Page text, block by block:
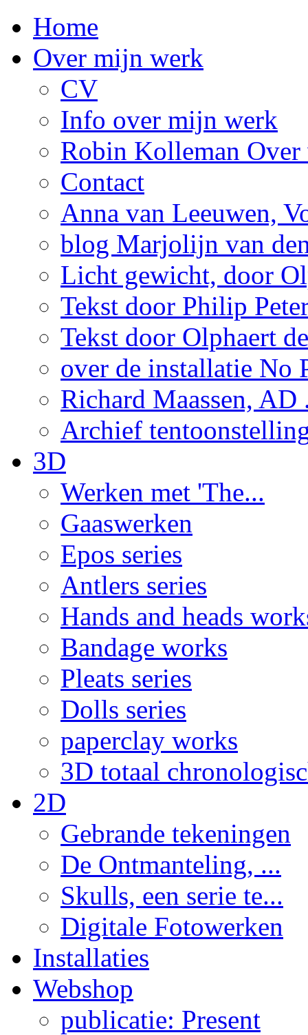
Home
Over mijn werk
CV
Info over mijn werk
Robin Kolleman
Contact
Anna van Leeuwen,
blog Marjolijn van
Licht gewicht, door
Tekst door Philip
Tekst door Olphaert
over de installatie No
Richard Maassen, AD
Archief
3D
Werken met 'The...
Gaaswerken
Epos series
Antlers series
Hands and heads
Bandage works
Pleats series
Dolls series
paperclay works
3D totaal
2D
Gebrande tekeningen
De Ontmanteling, ...
Skulls, een serie te...
Digitale Fotowerken
Installaties
Webshop
publicatie: Present